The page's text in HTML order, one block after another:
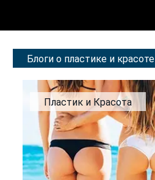
Блоги о пластике и красоте
Пластик и Красота